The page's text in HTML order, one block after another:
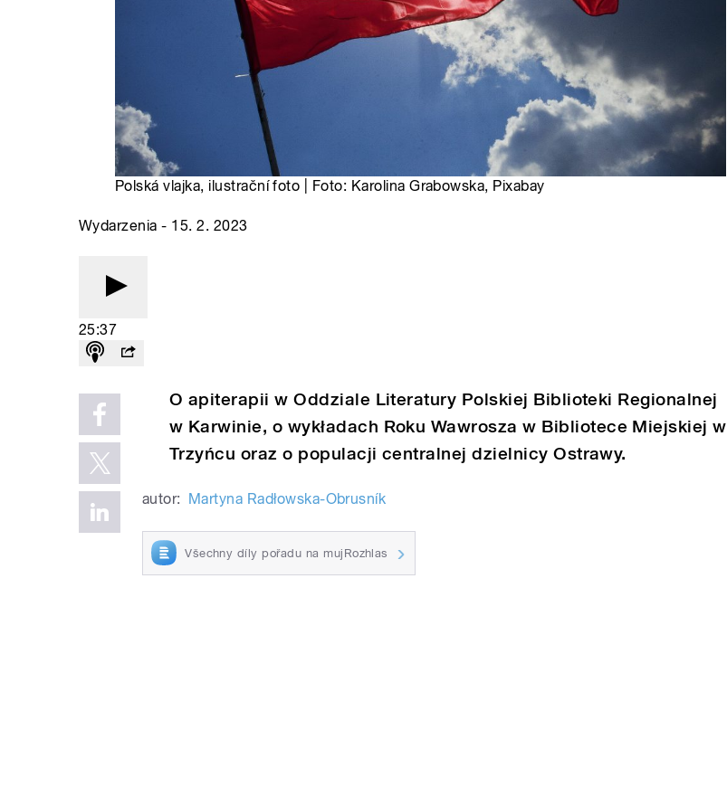
Polská vlajka, ilustrační foto | Foto: Karolina Grabowska, Pixabay
Wydarzenia - 15. 2. 2023
25:37
O apiterapii w Oddziale Literatury Polskiej Biblioteki Regionalnej
w Karwinie, o wykładach Roku Wawrosza w Bibliotece Miejskiej w
Trzyńcu oraz o populacji centralnej dzielnicy Ostrawy.
autor: Martyna Radłowska-Obrusník
Všechny díly pořadu na mujRozhlas